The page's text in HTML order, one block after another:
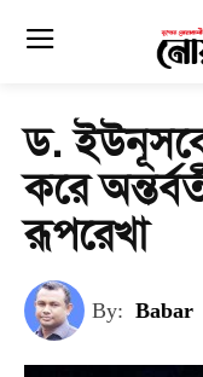
ড. ইউনূসকে
করে
রূপরেখা
By: Babar